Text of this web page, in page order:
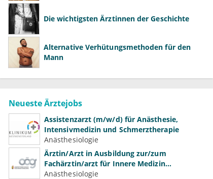
Die wichtigsten Ärztinnen der Geschichte
Alternative Verhütungsmethoden für den
Mann
Neueste Ärztejobs
Assistenzarzt (m/w/d) für Anästhesie,
Intensivmedizin und Schmerztherapie
Anästhesiologie
Ärztin/Arzt in Ausbildung zur/zum
Fachärztin/arzt für Innere Medizin
(Kardiologie, Nephrologie, Intensivmedizin)
Anästhesiologie